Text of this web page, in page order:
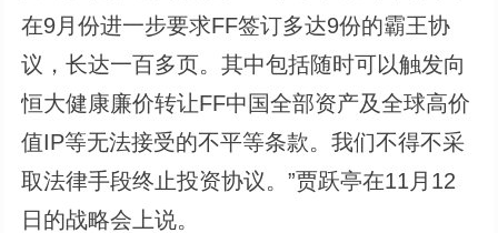
在9月份进一步要求FF签订多达9份的霸王协
议，长达一百多页。其中包括随时可以触发向
恒大健康廉价转让FF中国全部资产及全球高价
值IP等无法接受的不平等条款。我们不得不采
取法律手段终止投资协议。”贾跃亭在11月12
日的战略会上说。